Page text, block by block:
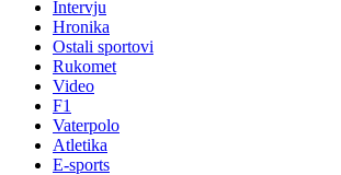
Intervju
Hronika
Ostali sportovi
Rukomet
Video
F1
Vaterpolo
Atletika
E-sports